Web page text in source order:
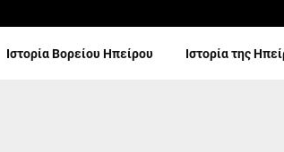
Ιστορία Βορείου Ηπείρου Ιστορία της